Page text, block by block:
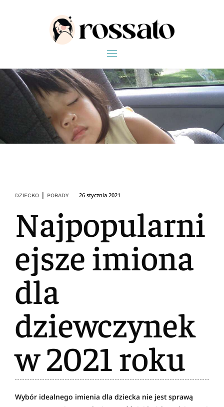
DZIECKO | PORADY 26 stycznia 2021
Najpopularni
ejsze imiona
dla
dziewczynek
w 2021 roku
Wybór idealnego imienia dla dziecka nie jest sprawą